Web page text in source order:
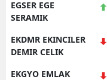
EGSER EGE
SERAMIK
EKDMR EKINCILER
DEMIR CELIK
EKGYO EMLAK